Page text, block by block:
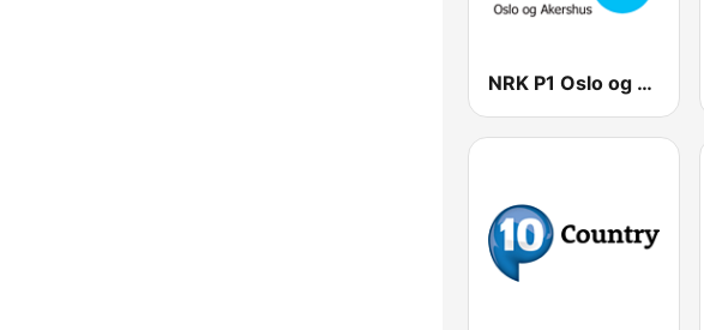
NRK P1 Oslo og Akershus